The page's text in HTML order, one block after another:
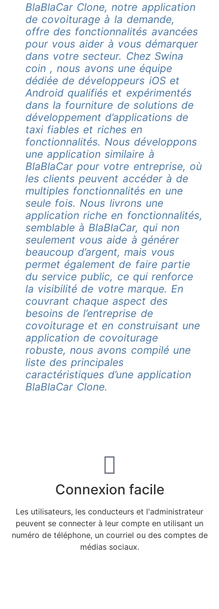
BlaBlaCar Clone, notre application
de covoiturage à la demande,
offre des fonctionnalités avancées
pour vous aider à vous démarquer
dans votre secteur. Chez Swina
coin , nous avons une équipe
dédiée de développeurs iOS et
Android qualifiés et expérimentés
dans la fourniture de solutions de
développement d’applications de
taxi fiables et riches en
fonctionnalités. Nous développons
une application similaire à
BlaBlaCar pour votre entreprise, où
les clients peuvent accéder à de
multiples fonctionnalités en une
seule fois. Nous livrons une
application riche en fonctionnalités,
semblable à BlaBlaCar, qui non
seulement vous aide à générer
beaucoup d’argent, mais vous
permet également de faire partie
du service public, ce qui renforce
la visibilité de votre marque. En
couvrant chaque aspect des
besoins de l’entreprise de
covoiturage et en construisant une
application de covoiturage
robuste, nous avons compilé une
liste des principales
caractéristiques d’une application
BlaBlaCar Clone.
Connexion facile
Les utilisateurs, les conducteurs et l'administrateur
peuvent se connecter à leur compte en utilisant un
numéro de téléphone, un courriel ou des comptes de
médias sociaux.